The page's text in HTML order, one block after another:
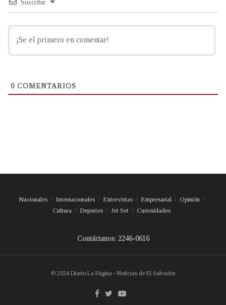
Suscribir
0 COMENTARIOS
Nacionales Internacionales Entrevistas Empresarial
Opinión
Cultura
Deportes Jet Set Curiosidades
Contáctanos: 2246-0616
© 2024 Diario La Página - Noticias de El Salvador